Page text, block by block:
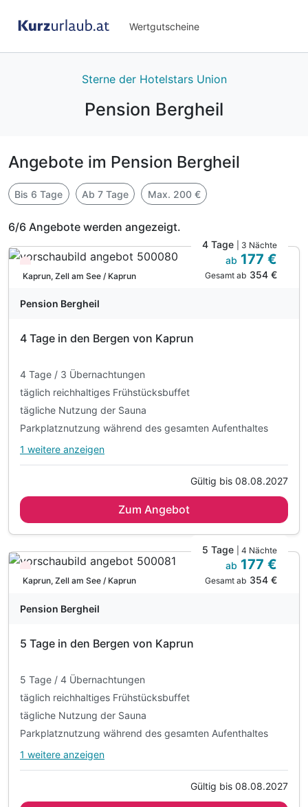
Wertgutscheine
Sterne der Hotelstars Union
Pension Bergheil
Angebote im Pension Bergheil
Bis 6 Tage Ab 7 Tage Max. 200 €
6/6 Angebote werden angezeigt.
Wieder frei ab November
Kaprun, Zell am See / Kaprun
4 Tage | 3 Nächte
ab 177 €
Gesamt ab 354 €
Pension Bergheil
4 Tage in den Bergen von Kaprun
4 Tage / 3 Übernachtungen
täglich reichhaltiges Frühstücksbuffet
tägliche Nutzung der Sauna
Parkplatznutzung während des gesamten Aufenthaltes
Alle Inklusivleistungen
täglich reichhaltiges Frühstücksbuffet
Parkplatznutzung während des gesamten Aufenthaltes
WLAN-Nutzung
1 weitere anzeigen
Gültig bis 08.08.2027
Zum Angebot
Wieder frei ab November
Kaprun, Zell am See / Kaprun
5 Tage | 4 Nächte
ab 177 €
Gesamt ab 354 €
Pension Bergheil
5 Tage in den Bergen von Kaprun
5 Tage / 4 Übernachtungen
täglich reichhaltiges Frühstücksbuffet
tägliche Nutzung der Sauna
Parkplatznutzung während des gesamten Aufenthaltes
Alle Inklusivleistungen
1 weitere anzeigen
Gültig bis 08.08.2027